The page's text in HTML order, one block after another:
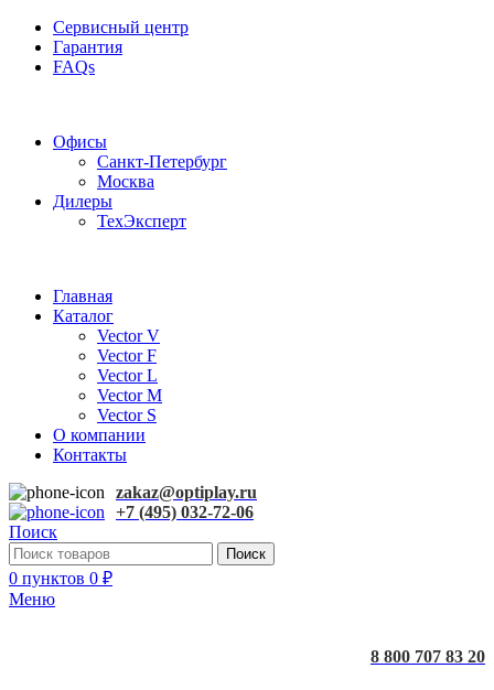
Сервисный центр
Гарантия
FAQs
Офисы
Санкт-Петербург
Москва
Дилеры
ТехЭксперт
Главная
Каталог
Vector V
Vector F
Vector L
Vector M
Vector S
О компании
Контакты
zakaz@optiplay.ru
+7 (495) 032-72-06
Поиск
Поиск
0 пунктов 0 ₽
Меню
8 800 707 83 20